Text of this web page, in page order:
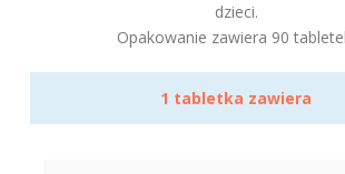
dzieci.
Opakowanie zawiera 90
1 tabletka zawiera